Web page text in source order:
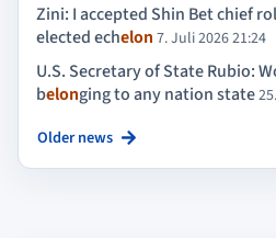
Zini: I accepted Shin Bet chief
elected echelon 7. Juli 2026 21:24
U.S. Secretary of State Rubio:
belonging to any nation state
Older news